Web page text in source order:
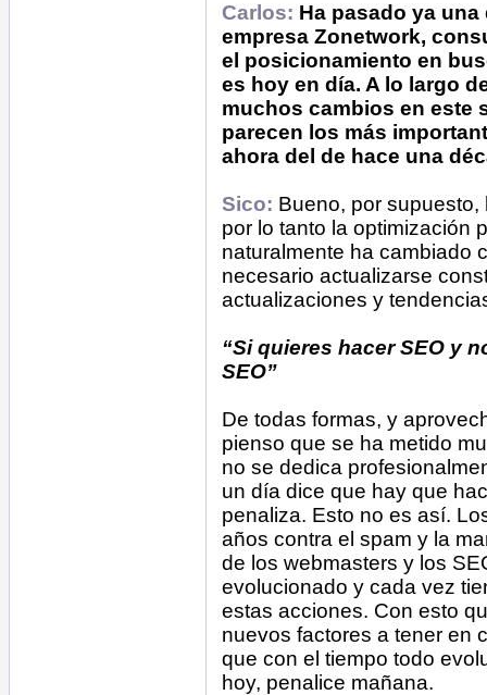
Carlos: Ha pasado ya
empresa Zonetwork,
el posicionamiento en
es hoy en día. A lo largo
muchos cambios en este
parecen los más
ahora del de hace una
Sico: Bueno, por
por lo tanto la optimización
naturalmente ha cambiado
necesario actualizarse
actualizaciones y
“Si quieres hacer SEO y
SEO”
De todas formas, y
pienso que se ha metido
no se dedica
un día dice que hay que
penaliza. Esto no es así.
años contra el spam y la
de los webmasters y los
evolucionado y cada vez
estas acciones. Con esto
nuevos factores a tener en
que con el tiempo todo
hoy, penalice mañana.